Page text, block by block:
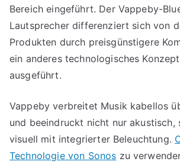
Bereich eingeführt. Der Vappeby-
Lautsprecher differenziert sich von
Produkten durch preisgünstigere
ein anderes technologisches
ausgeführt.
Vappeby verbreitet Musik kabellos
und beeindruckt nicht nur akustisch,
visuell mit integrierter Beleuchtung.
Technologie von Sonos zu